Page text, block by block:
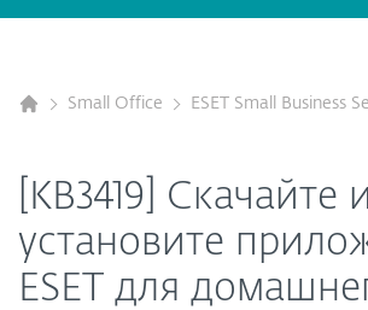
Small Office ESET Small Business
[KB3419] Скачайте и
установите
ESET для